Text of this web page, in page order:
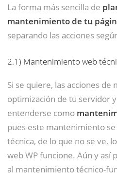
La forma más sencilla de
mantenimiento de tu
separando las acciones
2.1) Mantenimiento web
Si se quiere, las acciones
optimización de tu servidor
entenderse como
pues este mantenimiento
técnica, de lo que no se ve,
web WP funcione. Aún y así
al mantenimiento técnico-